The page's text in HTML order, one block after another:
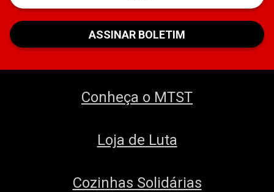
Conheça o MTST
Loja de Luta
Cozinhas Solidárias